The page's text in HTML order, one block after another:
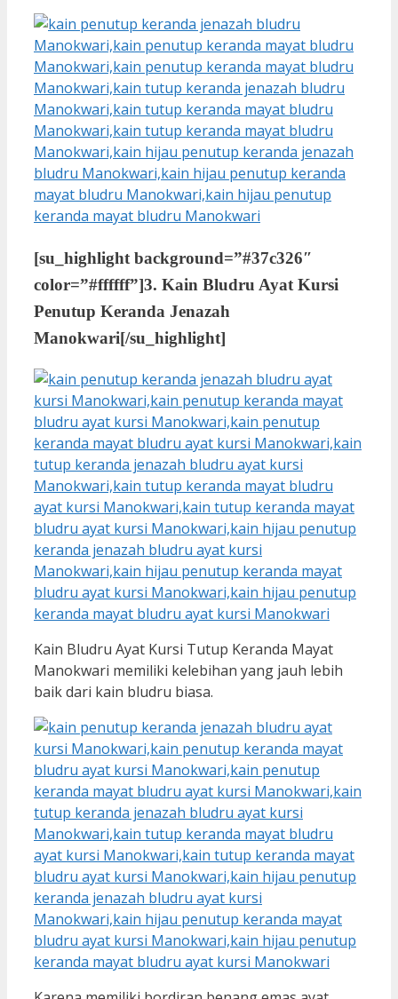
[su_highlight background=”#37c326″
color=”#ffffff”]3. Kain Bludru Ayat Kursi
Penutup Keranda Jenazah
Manokwari[/su_highlight]
Kain Bludru Ayat Kursi Tutup Keranda Mayat
Manokwari memiliki kelebihan yang jauh lebih
baik dari kain bludru biasa.